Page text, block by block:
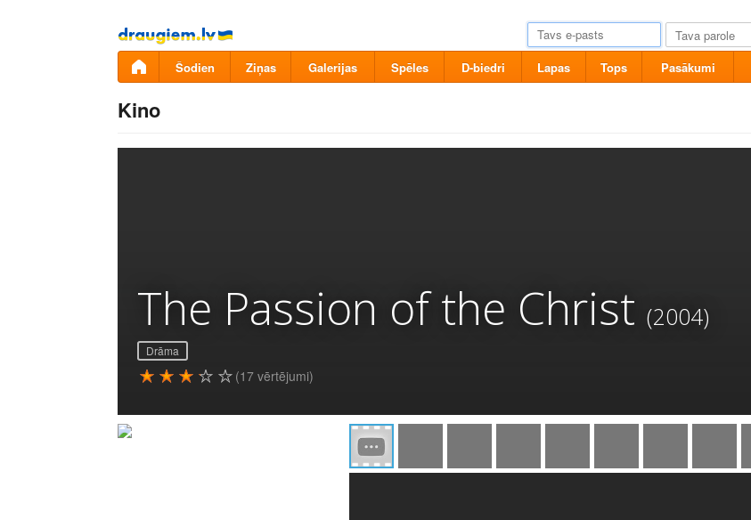
Pāriet
uz
saturu
Šodien Ziņas Galerijas Spēles D-biedri Lapas Tops Pasākumi
Kino
The Passion of the Christ (2004)
Drāma
(17 vērtējumi)